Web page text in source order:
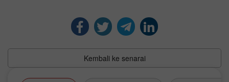
Kembali ke senarai